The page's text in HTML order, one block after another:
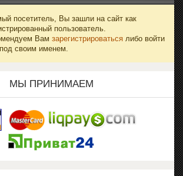
посетитель, Вы зашли на сайт как
пользователь.
Вам зарегистрироваться либо войти
своим именем.
МЫ ПРИНИМАЕМ